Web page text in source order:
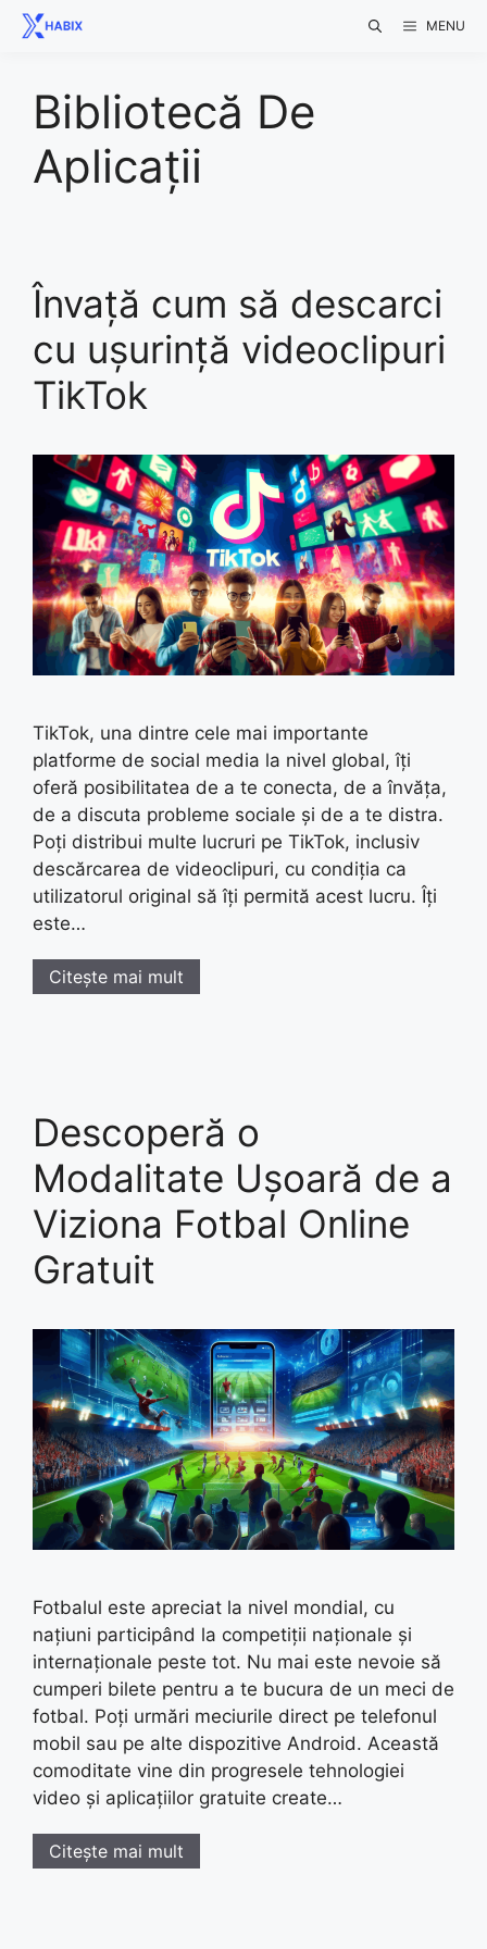
Skip
MENU
Bibliotecă De
Aplicații
Învață cum să descarci
cu ușurință videoclipuri
TikTok
TikTok, una dintre cele mai importante
platforme de social media la nivel global, îți
oferă posibilitatea de a te conecta, de a învăța,
de a discuta probleme sociale și de a te distra.
Poți distribui multe lucruri pe TikTok, inclusiv
descărcarea de videoclipuri, cu condiția ca
utilizatorul original să îți permită acest lucru. Îți
este…
Citește mai mult
Descoperă o
Modalitate Ușoară de a
Viziona Fotbal Online
Gratuit
Fotbalul este apreciat la nivel mondial, cu
națiuni participând la competiții naționale și
internaționale peste tot. Nu mai este nevoie să
cumperi bilete pentru a te bucura de un meci de
fotbal. Poți urmări meciurile direct pe telefonul
mobil sau pe alte dispozitive Android. Această
comoditate vine din progresele tehnologiei
video și aplicațiilor gratuite create…
Citește mai mult